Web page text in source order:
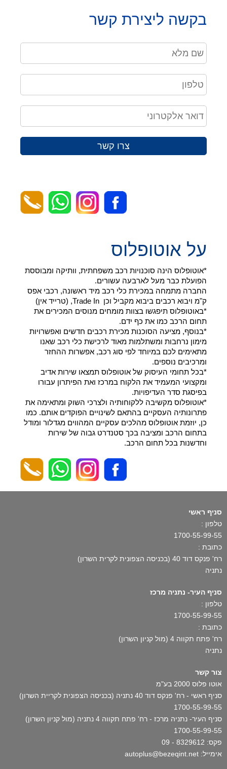
בקשה ליצירת קשר
צרו קשר
על אוטופלוס
*אוטופלוס הינה סוכנויות רכב משפחתית, וותיקה ומבוססת
הפועלת כבר מעל לארבעה עשורים.
החברה מתמחה במכירת כלי רכב מיד ראשונה, רכבי אפס
ק"מ ויבוא רכבים ביבוא מקביל וכן Trade In, (טרייד אין)
*באוטופלוס תיפגשו בצוות מומחים מנוסים המכירים את
תחום הרכב כמו את כף ידם.
*בנוסף, מציעה הסוכנות מכירת רכבים חדשים ואפשרויות
מימון נרחבות ומשתלמות מאוד לרכישת כלי רכב שאנו
מתאימים לכם במיוחד לפי סוג רכב, אפשרות ההחזר
ומרכיבים נוספים.
*בכל תחומי העיסוק של אוטופלוס תמצאו שירות אדיב
ומקצועי המעמיד את הלקוח במרכז ואת הפיתרון עבורו
בפיסגת סדר העדיפויות.
*אוטופלוס מקשיבה ללקוחותיה ולצרכי השוק ומתאימה את
פתרונותיה העסקיים בהתאם לשינויים הפוקדים אותם. כמו
כן, יוזמת אוטופלוס מהלכים עסקיים המהווים מגדלור ומודל
בתחום הרכב ומציבה בכך סטנדרט גבוה של שירות
וחדשנות בכל תחום הרכב.
סניף ראשי
טלפון :
1700-55-99-55
כתובת :
רח' פנקס דוד 40 (בכניסה הצפונית לקרית השרון)
נתניה
סניף העיר- נתניה מרכז
טלפון :
1700-55-99-55
כתובת :
רח' פתח תקווה 4 (מול קניון השרון)
נתניה
צור קשר
אוטו פלוס 2000 בע"מ
סניף ראשי - רח' פנקס דוד 40 נתניה (בכניסה הצפונית לקריית השרון)
1700-55-99-55
סניף העיר- נתניה מרכז - רח' פתח תקווה 4 נתניה (מול קניון השרון)
1700-55-99-55
פקס: 8329612 - 09
אימייל: autoplus@bezeqint.net